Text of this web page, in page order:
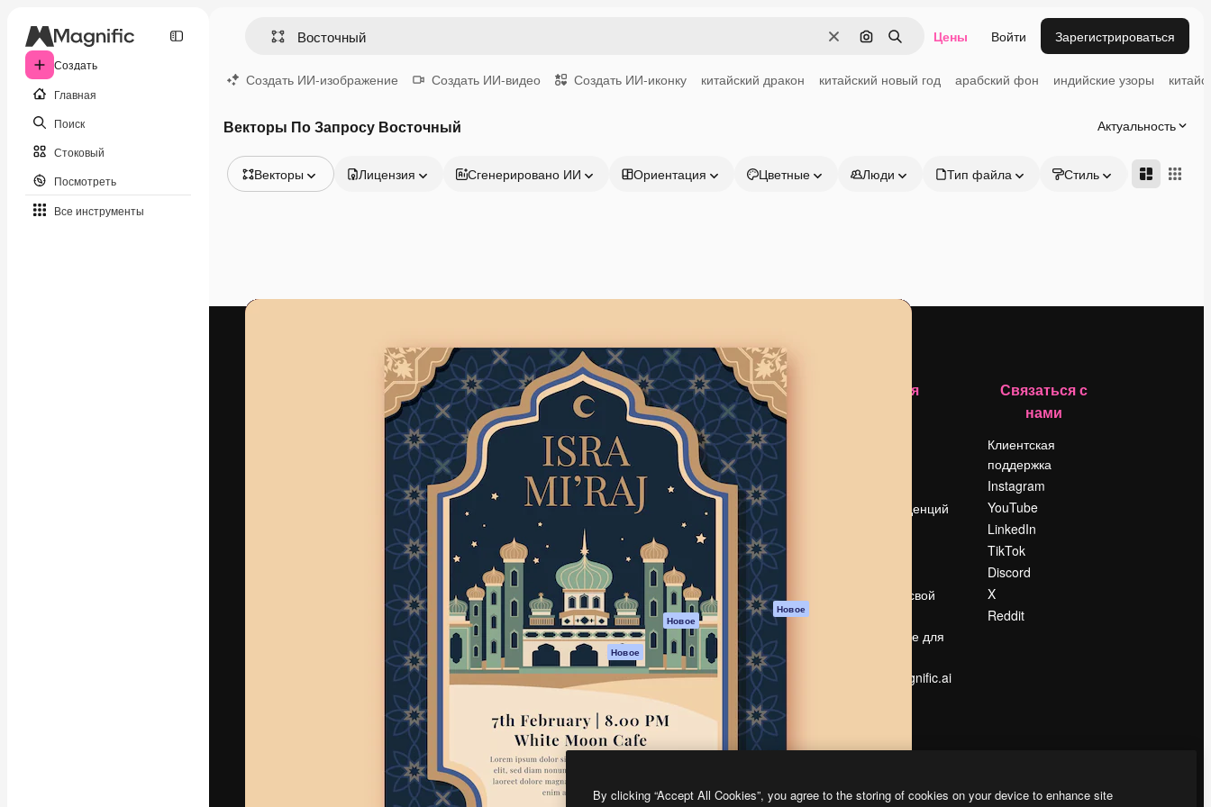
Создать
Главная
Поиск
Стоковый
Посмотреть
Все инструменты
ОчиститьПоиск по изображению
Поиск Цены Войти Зарегистрироваться
Создать ИИ-изображение Создать ИИ-видео Создать ИИ-иконку китайский дракон китайский новый год арабский фон индийские узоры
Векторы По Запросу Восточный Актуальность
Векторы
Видео
Лицензия Сгенерировано ИИ Ориентация Цветные Люди Тип файла Стиль Адвансд
Креативная платформа для создания
ваших лучших работ. Более 1 миллиона
подписчиков среди креаторов,
предприятий, агентств и студий.
Продукция
Spaces
ИИ-помощник
Генератор
изображений ИИ
Генератор видео
ИИ
Генератор голоса
на основе ИИ
Стоковый контент
MCP для
Claude/ChatGPT
Новое
Агенты Новое
API
Мобильное
приложение
Все инструменты
Magnific
Начать
Academy
Документация по
Пакету ИИ
Служба
поддержки
Условия и
положения
Политика
конфиденциальности
Оригиналы Новое
Политика файлов
cookie
Центр доверия
Партнеры
Предприятие
Компания
Поиск тенденций
Продайте свой
Помещение для
Ищете magnific.ai
Связаться с
нами
Клиентская
поддержка
Instagram
YouTube
LinkedIn
TikTok
Discord
X
Reddit
By clicking “Accept All Cookies”, you agree to the storing of cookies on your device to enhance site